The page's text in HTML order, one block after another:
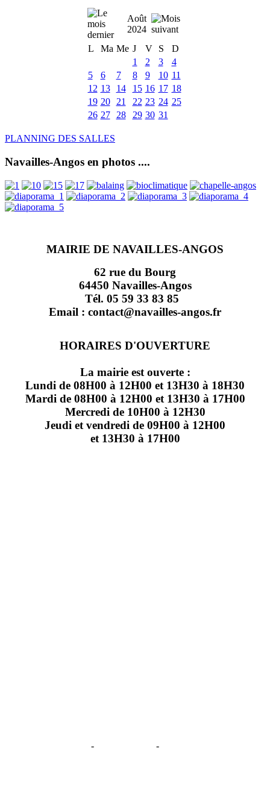
Août
2024
L
Ma Me J V S
D
1
2 3
4
5
6 7 8 9 10 11
12 13 14 15 16 17 18
19 20 21 22 23 24 25
26 27 28 29 30 31
PLANNING DES SALLES
Navailles-Angos en photos ....
MAIRIE DE NAVAILLES-ANGOS
62 rue du Bourg
64450 Navailles-Angos
Tél. 05 59 33 83 85
Email : contact@navailles-angos.fr
HORAIRES D'OUVERTURE
La mairie est ouverte :
Lundi de 08H00 à 12H00 et 13H30 à 18H30
Mardi de 08H00 à 12H00 et 13H30 à 17H00
Mercredi de 10H00 à 12H30
Jeudi et vendredi de 09H00 à 12H00
et 13H30 à 17H00
- -